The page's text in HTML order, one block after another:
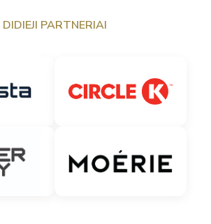
DIDIEJI PARTNERIAI